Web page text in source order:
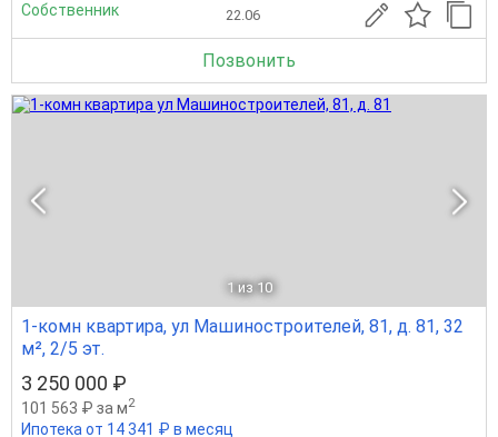
Собственник 22.06
Позвонить
1 из 10
1-комн квартира, ул Машиностроителей, 81, д. 81, 32
м², 2/5 эт.
3 250 000 ₽
101 563 ₽ за м2
Ипотека от 14 341 ₽ в месяц